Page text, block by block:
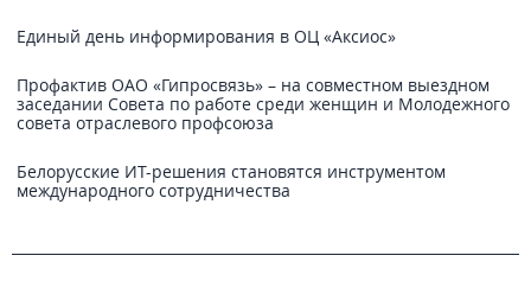
Единый день информирования в ОЦ «Аксиос»
Профактив ОАО «Гипросвязь» – на совместном выездном
заседании Совета по работе среди женщин и Молодежного
совета отраслевого профсоюза
Белорусские ИТ-решения становятся инструментом
международного сотрудничества